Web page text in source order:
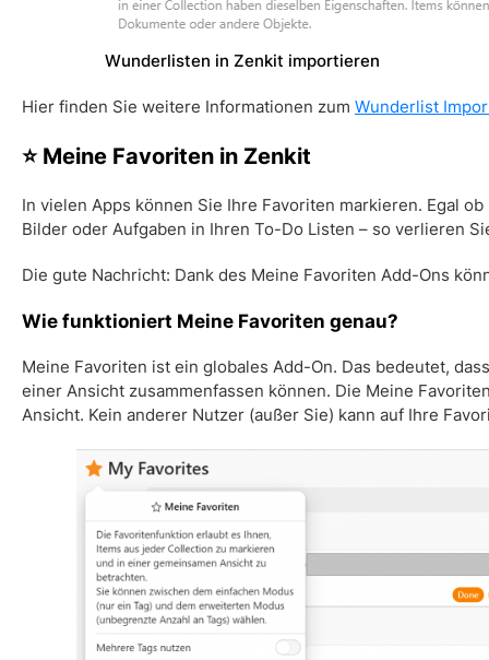
Wunderlisten in Zenkit importieren
Hier finden Sie weitere Informationen zum Wunderlist
⭐ Meine Favoriten in Zenkit
In vielen Apps können Sie Ihre Favoriten markieren. Egal
Bilder oder Aufgaben in Ihren To-Do Listen – so verlieren
Die gute Nachricht: Dank des Meine Favoriten Add-Ons
Wie funktioniert Meine Favoriten genau?
Meine Favoriten ist ein globales Add-On. Das bedeutet,
einer Ansicht zusammenfassen können. Die Meine
Ansicht. Kein anderer Nutzer (außer Sie) kann auf Ihre